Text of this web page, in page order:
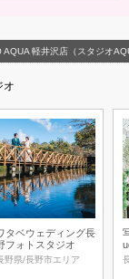
AQUA 軽井沢店（スタジオ
オ
タベウェディング長
フォトスタジオ
野県/長野市エリア